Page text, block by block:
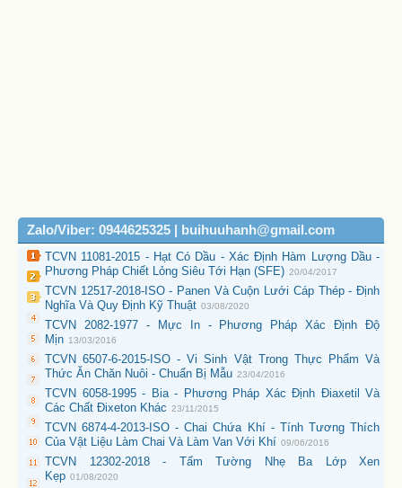
Zalo/Viber: 0944625325 | buihuuhanh@gmail.com
TCVN 11081-2015 - Hạt Có Dầu - Xác Định Hàm Lượng Dầu -
Phương Pháp Chiết Lỏng Siêu Tới Hạn (SFE) 20/04/2017
TCVN 12517-2018-ISO - Panen Và Cuộn Lưới Cáp Thép - Định
Nghĩa Và Quy Định Kỹ Thuật 03/08/2020
TCVN 2082-1977 - Mực In - Phương Pháp Xác Định Độ
Mịn 13/03/2016
TCVN 6507-6-2015-ISO - Vi Sinh Vật Trong Thực Phẩm Và
Thức Ăn Chăn Nuôi - Chuẩn Bị Mẫu 23/04/2016
TCVN 6058-1995 - Bia - Phương Pháp Xác Định Điaxetil Và
Các Chất Đixeton Khác 23/11/2015
TCVN 6874-4-2013-ISO - Chai Chứa Khí - Tính Tương Thích
Của Vật Liệu Làm Chai Và Làm Van Với Khí 09/06/2016
TCVN 12302-2018 - Tấm Tường Nhẹ Ba Lớp Xen
Kẹp 01/08/2020